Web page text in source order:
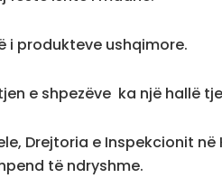
i produkteve ushqimore.
e shpezëve ka një hallë
Drejtoria e Inspekcionit
të ndryshme.